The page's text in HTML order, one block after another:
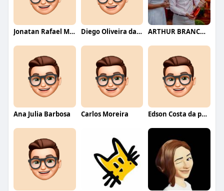
Jonatan Rafael Mello Diego Oliveira da Motta ARTHUR BRANCO FERNANDES
Ana Julia Barbosa Carlos Moreira Edson Costa da paixão